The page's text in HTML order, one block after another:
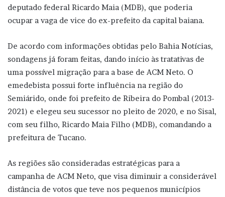
deputado federal Ricardo Maia (MDB), que poderia
ocupar a vaga de vice do ex-prefeito da capital baiana.
De acordo com informações obtidas pelo Bahia Notícias,
sondagens já foram feitas, dando início às tratativas de
uma possível migração para a base de ACM Neto. O
emedebista possui forte influência na região do
Semiárido, onde foi prefeito de Ribeira do Pombal (2013-
2021) e elegeu seu sucessor no pleito de 2020, e no Sisal,
com seu filho, Ricardo Maia Filho (MDB), comandando a
prefeitura de Tucano.
As regiões são consideradas estratégicas para a
campanha de ACM Neto, que visa diminuir a considerável
distância de votos que teve nos pequenos municípios